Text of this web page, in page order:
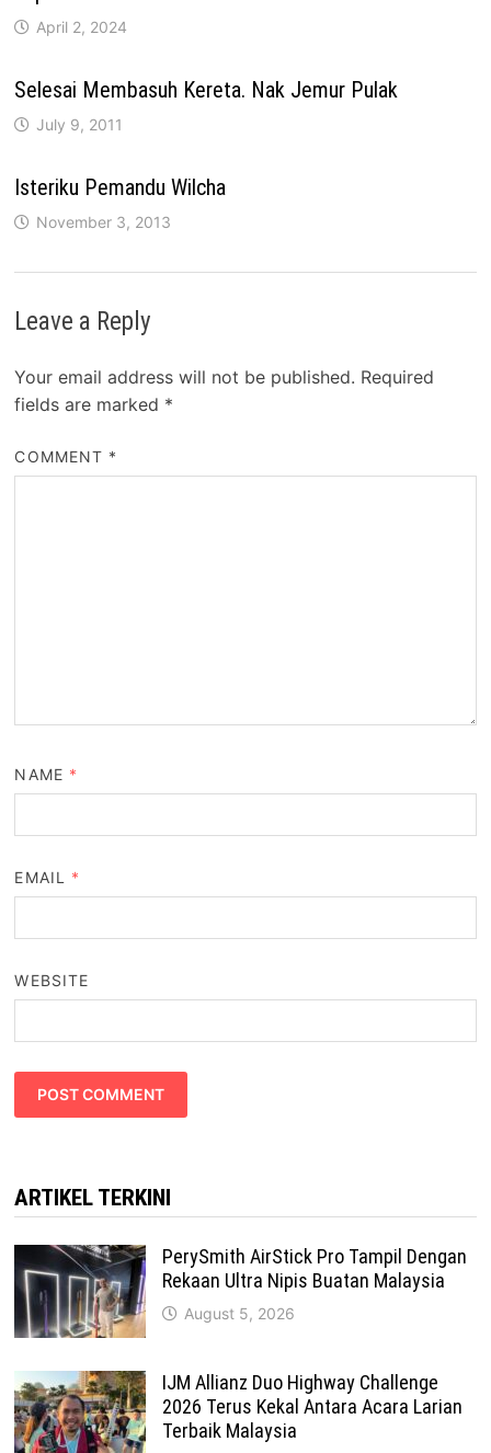
April 2, 2024
Selesai Membasuh Kereta. Nak Jemur Pulak
July 9, 2011
Isteriku Pemandu Wilcha
November 3, 2013
Leave a Reply
Your email address will not be published. Required
fields are marked *
COMMENT *
NAME *
EMAIL *
WEBSITE
ARTIKEL TERKINI
PerySmith AirStick Pro Tampil Dengan
Rekaan Ultra Nipis Buatan Malaysia
August 5, 2026
IJM Allianz Duo Highway Challenge
2026 Terus Kekal Antara Acara Larian
Terbaik Malaysia